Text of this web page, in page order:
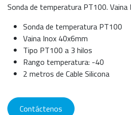
Sonda de temperatura PT100. Vaina
Sonda de temperatura PT100
Vaina Inox 40x6mm
Tipo PT100 a 3 hilos
Rango temperatura: -40
2 metros de Cable Silicona
Contáctenos